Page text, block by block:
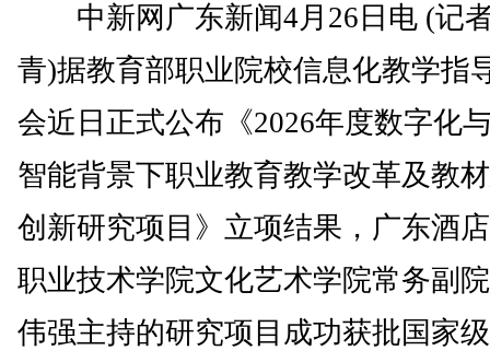
中新网广东新闻4月26日电 (记
青)据教育部职业院校信息化教学指
会近日正式公布《2026年度数字化
智能背景下职业教育教学改革及教
创新研究项目》立项结果，广东酒
职业技术学院文化艺术学院常务副
伟强主持的研究项目成功获批国家